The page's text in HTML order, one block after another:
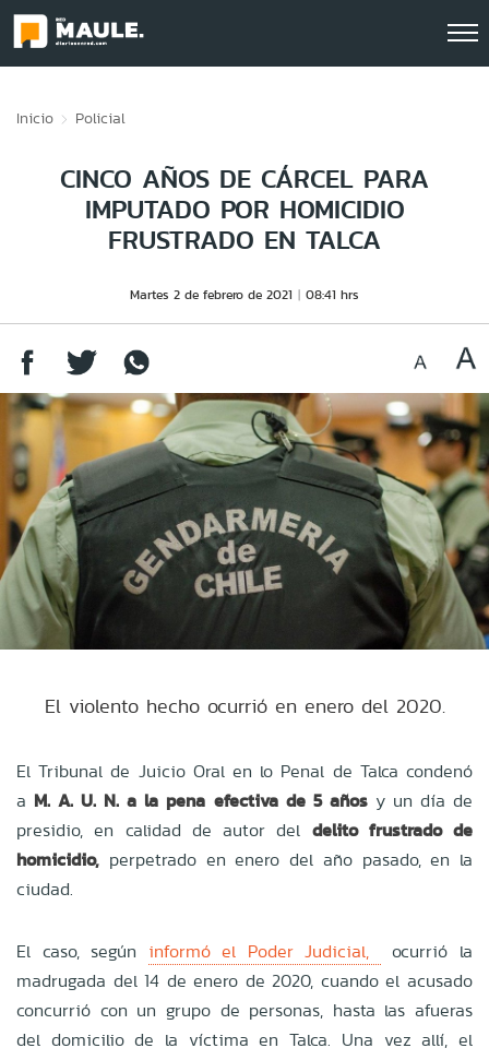
Inicio Policial
CINCO AÑOS DE CÁRCEL PARA
IMPUTADO POR HOMICIDIO
FRUSTRADO EN TALCA
Martes 2 de febrero de 2021 08:41 hrs
El violento hecho ocurrió en enero del 2020.
El Tribunal de Juicio Oral en lo Penal de Talca condenó
a M. A. U. N. a la pena efectiva de 5 añosy un día de
presidio, en calidad de autor del delito frustrado de
homicidio, perpetrado en enero del año pasado, en la
ciudad.
El caso, según informó el Poder Judicial,
ocurrió la
madrugada del 14 de enero de 2020, cuando el acusado
concurrió con un grupo de personas, hasta las afueras
del domicilio de la víctima en Talca. Una vez allí, el